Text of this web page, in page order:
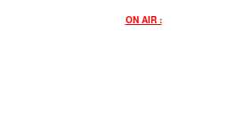
ON AIR :